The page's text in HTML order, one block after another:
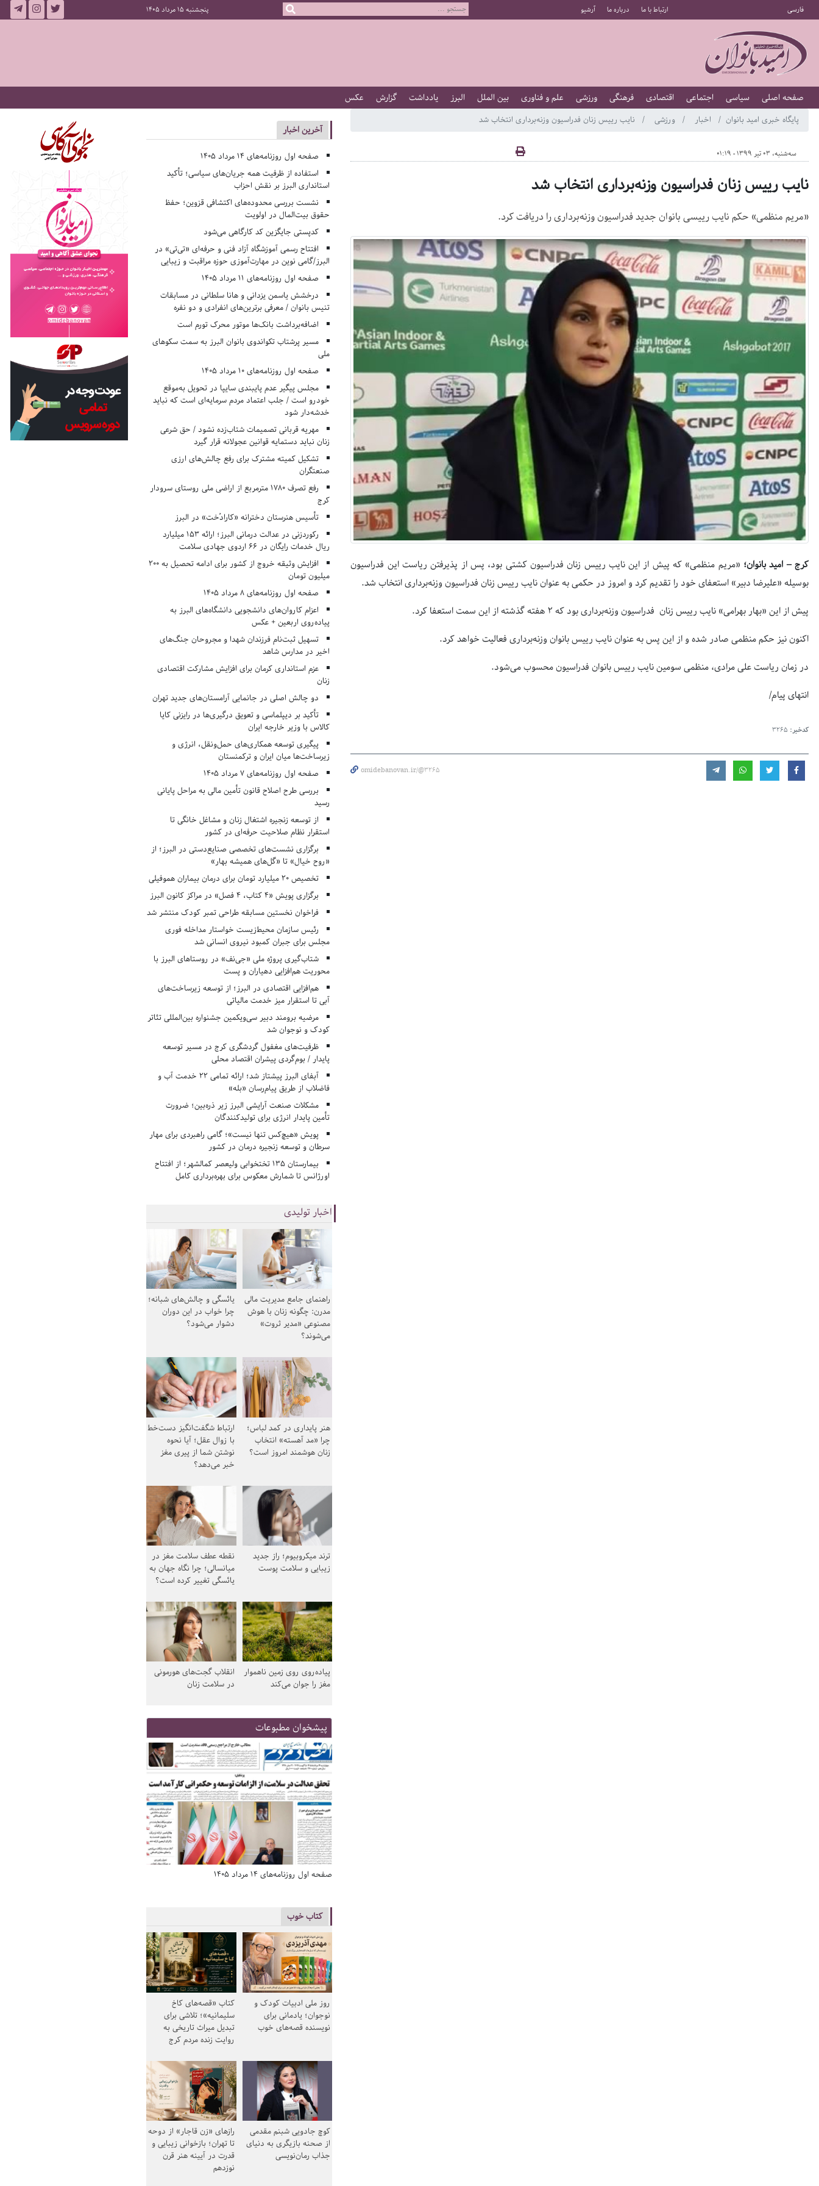
فارسی ارتباط با ما درباره ما آرشیو پنجشنبه 15 مرداد 1405
صفحه اصلی سیاسی اجتماعی اقتصادی فرهنگی ورزشی علم و فناوری بین الملل البرز یادداشت گزارش عکس
پایگاه خبری امید بانوان اخبار ورزشی نایب رییس زنان فدراسیون وزنه‌برداری انتخاب شد
سه‌شنبه، 03 تیر 1399 - 01:19
نایب رییس زنان فدراسیون وزنه‌برداری انتخاب شد
«مریم منظمی» حکم نایب رییسی بانوان جدید فدراسیون وزنه‌برداری را دریافت کرد.
کرج – امید بانوان؛ «مریم منظمی» که پیش از این نایب رییس زنان فدراسیون کشتی بود، پس از پذیرفتن ریاست این فدراسیون
بوسیله «علیرضا دبیر» استعفای خود را تقدیم کرد و امروز در حکمی به عنوان نایب رییس زنان فدراسیون وزنه‌برداری انتخاب شد.
پیش از این «بهار بهرامی» نایب رییس زنان فدراسیون وزنه‌برداری بود که ٢ هفته گذشته از این سمت استعفا کرد.
اکنون نیز حکم منظمی صادر شده و از این پس به عنوان نایب رییس بانوان وزنه‌برداری فعالیت خواهد کرد.
در زمان ریاست علی مرادی، منظمی سومین نایب رییس بانوان فدراسیون محسوب می‌شود.
انتهای پیام/
کدخبر: 3265
omidebanovan.ir/@3265
آخرین اخبار
صفحه اول روزنامه‌های 14 مرداد 1405
استفاده از ظرفیت همه جریان‌های سیاسی؛ تأکید
استانداری البرز بر نقش احزاب
نشست بررسی محدوده‌های اکتشافی قزوین؛ حفظ
حقوق بیت‌المال در اولویت
کدپستی جایگزین کد کارگاهی می‌شود
افتتاح رسمی آموزشگاه آزاد فنی و حرفه‌ای «تی‌تی» در
البرز/گامی نوین در مهارت‌آموزی حوزه مراقبت و زیبایی
صفحه اول روزنامه‌های 11 مرداد 1405
درخشش یاسمن یزدانی و هانا سلطانی در مسابقات
تنیس بانوان / معرفی برترین‌های انفرادی و دو نفره
اضافه‌برداشت بانک‌ها موتور محرک تورم است
مسیر پرشتاب تکواندوی بانوان البرز به سمت سکوهای
ملی
صفحه اول روزنامه‌های 10 مرداد 1405
مجلس پیگیر عدم پایبندی سایپا در تحویل به‌موقع
خودرو است / جلب اعتماد مردم سرمایه‌ای است که نباید
خدشه‌دار شود
مهریه قربانی تصمیمات شتاب‌زده نشود / حق شرعی
زنان نباید دستمایه قوانین عجولانه قرار گیرد
تشکیل کمیته مشترک برای رفع چالش‌های ارزی
صنعتگران
رفع تصرف ۱۷۸۰ مترمربع از اراضی ملی روستای سرودار
کرج
تأسیس هنرستان دخترانه «کارادُخت» در البرز
رکوردزنی در عدالت درمانی البرز؛ ارائه ۱۵۳ میلیارد
ریال خدمات رایگان در ۶۶ اردوی جهادی سلامت
افزایش وثیقه خروج از کشور برای ادامه تحصیل به ۲۰۰
میلیون تومان
صفحه اول روزنامه‌های 8 مرداد 1405
اعزام کاروان‌های دانشجویی دانشگاه‌های البرز به
پیاده‌روی اربعین + عکس
تسهیل ثبت‌نام فرزندان شهدا و مجروحان جنگ‌های
اخیر در مدارس شاهد
عزم استانداری کرمان برای افزایش مشارکت اقتصادی
زنان
دو چالش اصلی در جانمایی آرامستان‌های جدید تهران
تأکید بر دیپلماسی و تعویق درگیری‌ها در رایزنی کایا
کالاس با وزیر خارجه ایران
پیگیری توسعه همکاری‌های حمل‌ونقل، انرژی و
زیرساخت‌ها میان ایران و ترکمنستان
صفحه اول روزنامه‌های 7 مرداد 1405
بررسی طرح اصلاح قانون تأمین مالی به مراحل پایانی
رسید
از توسعه زنجیره اشتغال زنان و مشاغل خانگی تا
استقرار نظام صلاحیت حرفه‌ای در کشور
برگزاری نشست‌های تخصصی صنایع‌دستی در البرز؛ از
«روح خیال» تا «گل‌های همیشه بهار»
تخصیص ۲۰ میلیارد تومان برای درمان بیماران هموفیلی
برگزاری پویش «۴ کتاب، ۴ فصل» در مراکز کانون البرز
فراخوان نخستین مسابقه طراحی تمبر کودک منتشر شد
رئیس سازمان محیط‌زیست خواستار مداخله فوری
مجلس برای جبران کمبود نیروی انسانی شد
شتاب‌گیری پروژه ملی «جی‌نف» در روستاهای البرز با
محوریت هم‌افزایی دهیاران و پست
هم‌افزایی اقتصادی در البرز؛ از توسعه زیرساخت‌های
آبی تا استقرار میز خدمت مالیاتی
مرضیه برومند دبیر سی‌ویکمین جشنواره بین‌المللی تئاتر
کودک و نوجوان شد
ظرفیت‌های مغفول گردشگری کرج در مسیر توسعه
پایدار / بوم‌گردی پیشران اقتصاد محلی
آبفای البرز پیشتاز شد؛ ارائه تمامی ۲۲ خدمت آب و
فاضلاب از طریق پیام‌رسان «بله»
مشکلات صنعت آرایشی البرز زیر ذره‌بین؛ ضرورت
تأمین پایدار انرژی برای تولیدکنندگان
پویش «هیچ‌کس تنها نیست»؛ گامی راهبردی برای مهار
سرطان و توسعه زنجیره درمان در کشور
بیمارستان ۱۳۵ تختخوابی ولیعصر کمالشهر؛ از افتتاح
اورژانس تا شمارش معکوس برای بهره‌برداری کامل
اخبار تولیدی
راهنمای جامع مدیریت مالی
مدرن: چگونه زنان با هوش
مصنوعی «مدیر ثروت»
می‌شوند؟
یائسگی و چالش‌های شبانه؛
چرا خواب در این دوران
دشوار می‌شود؟
هنر پایداری در کمد لباس؛
چرا «مد آهسته» انتخاب
زنان هوشمند امروز است؟
ارتباط شگفت‌انگیز دست‌خط
با زوال عقل؛ آیا نحوه
نوشتن شما از پیری مغز
خبر می‌دهد؟
ترند میکروبیوم؛ راز جدید
زیبایی و سلامت پوست
نقطه عطف سلامت مغز در
میانسالی؛ چرا نگاه جهان به
یائسگی تغییر کرده است؟
پیاده‌روی روی زمین ناهموار
مغز را جوان می‌کند
انقلاب گجت‌های هورمونی
در سلامت زنان
پیشخوان مطبوعات
صفحه اول روزنامه‌های 14 مرداد 1405
کتاب خوب
روز ملی ادبیات کودک و
نوجوان؛ یادمانی برای
نویسنده قصه‌های خوب
کتاب «قصه‌های کاخ
سلیمانیه»؛ تلاشی برای
تبدیل میراث تاریخی به
روایت زنده مردم کرج
کوچ جادویی شبنم مقدمی
از صحنه بازیگری به دنیای
جذاب رمان‌نویسی
رازهای «زن قاجار» از دوحه
تا تهران؛ بازخوانی زیبایی و
قدرت در آیینه هنر قرن
نوزدهم